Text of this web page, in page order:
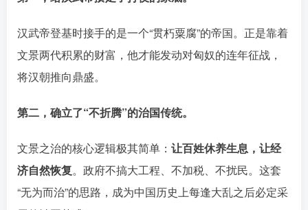
汉武帝登基时接手的是一个“贯朽粟腐”的帝国。正是靠着
文景两代积累的财富，他才能发动对匈奴的连年征战，
将汉朝推向鼎盛。󠄹󠅀󠄪󠄢󠄡󠄦󠄞󠄧󠄣󠄞󠄢󠄡󠄦󠄞󠄡󠄠󠄡󠅬󠅅󠅃󠄵󠅂󠄪󠅗󠅥󠅕󠅣󠅤󠅬󠅄󠄹󠄽󠄵󠄪󠄢󠄠󠄢󠄦󠄝󠄠󠄨󠄝󠄠󠄩󠄐󠄡󠄢󠄪󠄢󠄩󠄪󠄡󠄢󠅬󠅨󠅙󠅑󠅟󠅗󠅒󠄞󠅓󠅟󠅝󠄐󠇕󠆠󠅿󠇖󠆄󠆩󠇕󠅿󠆈󠇗󠆭󠆁󠄐󠇗󠅹󠅸󠇖󠆍󠅳󠇖󠅹󠅰󠇖󠆌󠅹
第二，确立了“不折腾”的治国传统。
文景之治的核心逻辑极其简单： 让百姓休养生息，让经
济自然恢复。政府不搞大工程、不加税、不扰民。这套
“无为而治”的思路，成为中国历史上每逢大乱之后必定采